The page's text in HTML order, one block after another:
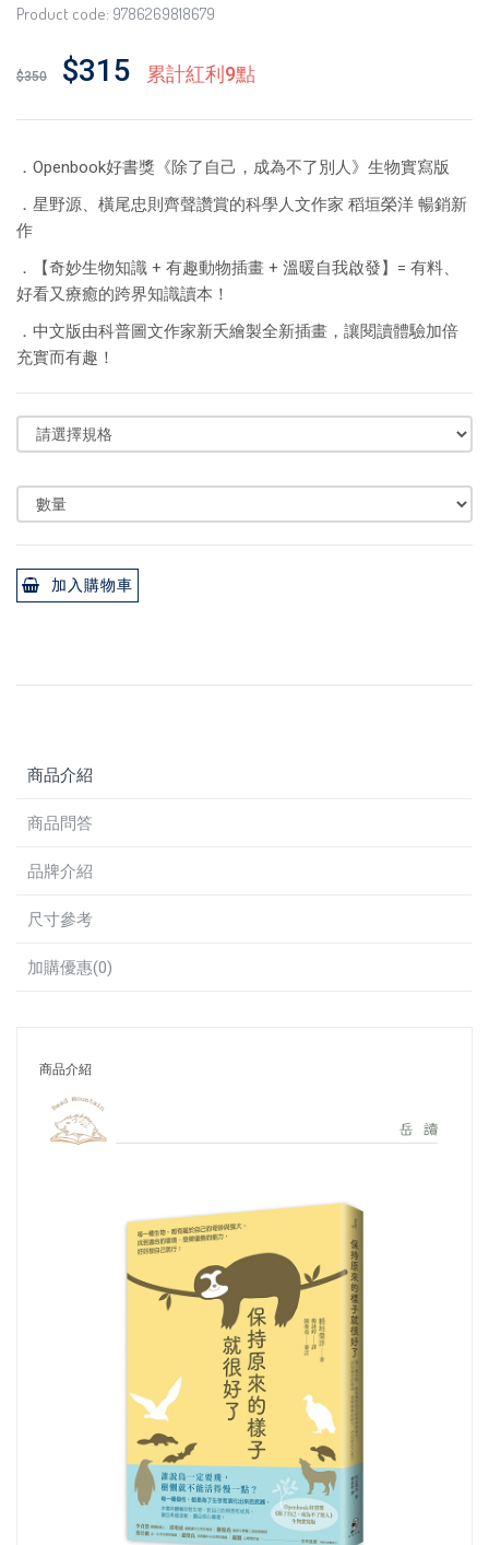
Product code: 9786269818679
$350 $315 累計紅利9點
．Openbook好書獎《除了自己，成為不了別人》生物實寫版
．星野源、橫尾忠則齊聲讚賞的科學人文作家 稻垣榮洋 暢銷新
作
．【奇妙生物知識 + 有趣動物插畫 + 溫暖自我啟發】= 有料、
好看又療癒的跨界知識讀本！
．中文版由科普圖文作家新夭繪製全新插畫，讓閱讀體驗加倍
充實而有趣！
加入購物車
商品介紹
商品問答
品牌介紹
尺寸參考
加購優惠(0)
商品介紹